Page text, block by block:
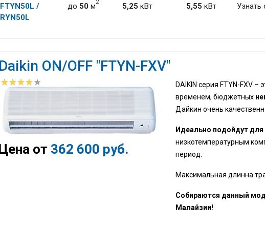
FTYN50L /
RYN50L
до 50 м2 5,25 кВт 5,55 кВт Узнать
Daikin ON/OFF "FTYN-FXV"
от 362 600 руб.
DAIKIN серия FTYN-FXV
временем, бюджетных
Дайкин очень
Идеально подойдут для
низкотемпературным
период.
Максимальная длинна
Собираются данный
Малайзии!